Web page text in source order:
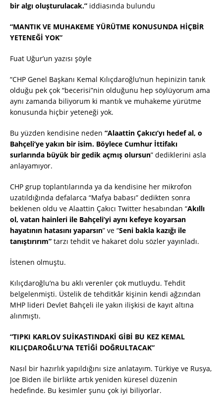
bir algı oluşturulacak.” iddiasında bulundu
“MANTIK VE MUHAKEME YÜRÜTME KONUSUNDA HİÇBİR
YETENEĞİ YOK”
Fuat Uğur’un yazısı şöyle
“CHP Genel Başkanı Kemal Kılıçdaroğlu’nun hepinizin tanık
olduğu pek çok “becerisi”nin olduğunu hep söylüyorum ama
aynı zamanda biliyorum ki mantık ve muhakeme yürütme
konusunda hiçbir yeteneği yok.
Bu yüzden kendisine neden “Alaattin Çakıcı’yı hedef al, o
Bahçeli’ye yakın bir isim. Böylece Cumhur İttifakı
surlarında büyük bir gedik açmış olursun” dediklerini asla
anlayamıyor.
CHP grup toplantılarında ya da kendisine her mikrofon
uzatıldığında defalarca “Mafya babası” dedikten sonra
beklenen oldu ve Alaattin Çakıcı Twitter hesabından “Akıllı
ol, vatan hainleri ile Bahçeli’yi aynı kefeye koyarsan
hayatının hatasını yaparsın” ve “Seni bakla kazığı ile
tanıştırırım” tarzı tehdit ve hakaret dolu sözler yayınladı.
İstenen olmuştu.
Kılıçdaroğlu’na bu aklı verenler çok mutluydu. Tehdit
belgelenmişti. Üstelik de tehditkâr kişinin kendi ağzından
MHP lideri Devlet Bahçeli ile yakın ilişkisi de kayıt altına
alınmıştı.
“TIPKI KARLOV SUİKASTINDAKİ GİBİ BU KEZ KEMAL
KILIÇDAROĞLU’NA TETİĞİ DOĞRULTACAK”
Nasıl bir hazırlık yapıldığını size anlatayım. Türkiye ve Rusya,
Joe Biden ile birlikte artık yeniden küresel düzenin
hedefinde. Bu kesimler şunu çok iyi biliyorlar.